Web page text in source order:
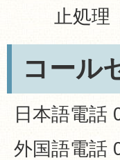
止処理
コール
日本語電話
外国語電話